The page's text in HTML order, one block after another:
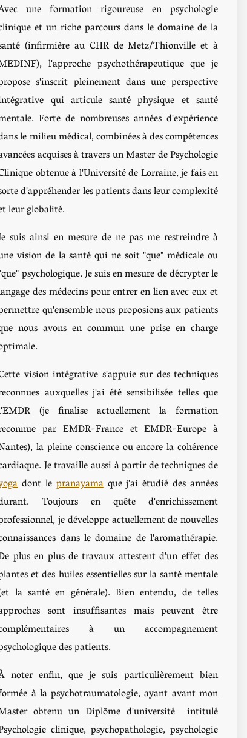
vec une formation rigoureuse en psychologie
et un riche parcours dans le domaine de la
(infirmière au CHR de Metz/Thionville et à
l'approche psychothérapeutique que je
s'inscrit pleinement dans une perspective
qui articule santé physique et santé
Forte de nombreuses années d'expérience
le milieu médical, combinées à des compétences
acquises à travers un Master de Psychologie
obtenue à l'Université de Lorraine, je fais en
d'appréhender les patients dans leur complexité
leur globalité.
suis ainsi en mesure de ne pas me restreindre à
vision de la santé qui ne soit "que" médicale ou
psychologique. Je suis en mesure de décrypter le
des médecins pour entrer en lien avec eux et
qu'ensemble nous proposions aux patients
nous avons en commun une prise en charge
vision intégrative s'appuie sur des techniques
auxquelles j'ai été sensibilisée telles que
(je finalise actuellement la formation
par EMDR-France et EMDR-Europe à
la pleine conscience ou encore la cohérence
Je travaille aussi à partir de techniques de
dont lepranayamaque j'ai étudié des années
Toujours en quête d'enrichissement
je développe actuellement de nouvelles
dans le domaine de l'aromathérapie.
plus en plus de travaux attestent d'un effet des
et des huiles essentielles sur la santé mentale
la santé en générale). Bien entendu, de telles
sont insuffisantes mais peuvent être
à un accompagnement
des patients.
noter enfin, que je suis particulièrement bien
à la psychotraumatologie, ayant avant mon
obtenu un Diplôme d'université intitulé
clinique, psychopathologie, psychologie